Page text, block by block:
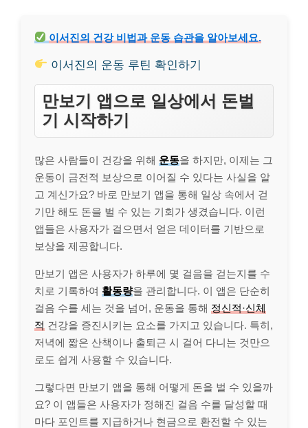
이서진의 건강 비법과 운동 습관을 알아보세요.
이서진의 운동 루틴 확인하기
만보기 앱으로 일상에서 돈벌
기 시작하기
많은 사람들이 건강을 위해 운동을 하지만, 이제는 그
운동이 금전적 보상으로 이어질 수 있다는 사실을 알
고 계신가요? 바로 만보기 앱을 통해 일상 속에서 걷
기만 해도 돈을 벌 수 있는 기회가 생겼습니다. 이런
앱들은 사용자가 걸으면서 얻은 데이터를 기반으로
보상을 제공합니다.
만보기 앱은 사용자가 하루에 몇 걸음을 걷는지를 수
치로 기록하여 활동량을 관리합니다. 이 앱은 단순히
걸음 수를 세는 것을 넘어, 운동을 통해 정신적·신체
적 건강을 증진시키는 요소를 가지고 있습니다. 특히,
저녁에 짧은 산책이나 출퇴근 시 걸어 다니는 것만으
로도 쉽게 사용할 수 있습니다.
그렇다면 만보기 앱을 통해 어떻게 돈을 벌 수 있을까
요? 이 앱들은 사용자가 정해진 걸음 수를 달성할 때
마다 포인트를 지급하거나 현금으로 환전할 수 있는